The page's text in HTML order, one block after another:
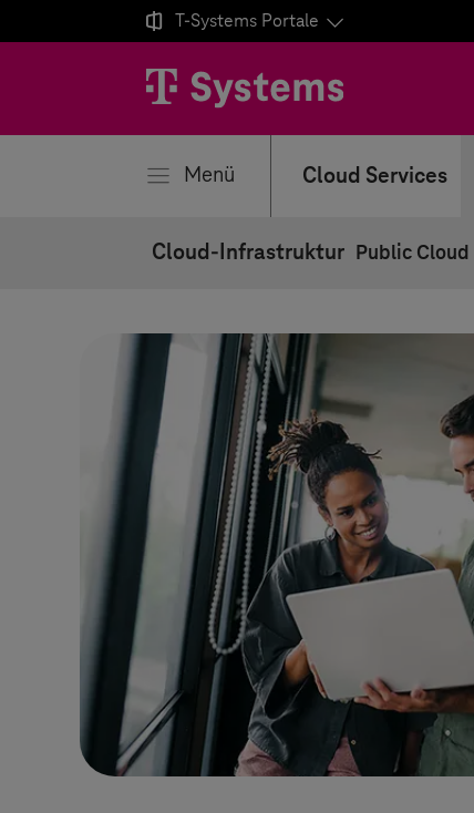
 T-Systems Portale
Menü Cloud Services
Cloud-Infrastruktur Public Cloud